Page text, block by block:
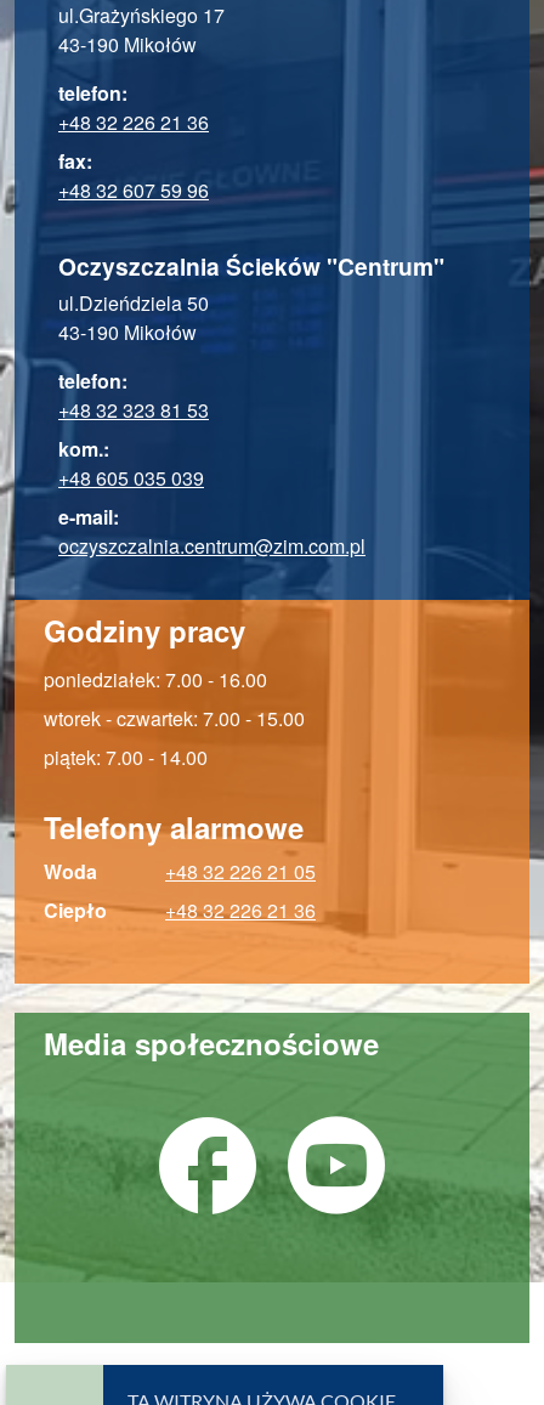
ul.Grażyńskiego 17
43-190 Mikołów
telefon:
+48 32 226 21 36
fax:
+48 32 607 59 96
Oczyszczalnia Ścieków "Centrum"
ul.Dzieńdziela 50
43-190 Mikołów
telefon:
+48 32 323 81 53
kom.:
+48 605 035 039
e-mail:
oczyszczalnia.centrum@zim.com.pl
Godziny pracy
poniedziałek: 7.00 - 16.00
wtorek - czwartek: 7.00 - 15.00
piątek: 7.00 - 14.00
Telefony alarmowe
Telefony alarmowe
Woda
+48 32 226 21 05
Telefony alarmowe
Ciepło +48 32 226 21 36
Media społecznościowe
Zastrzeżenia prawne